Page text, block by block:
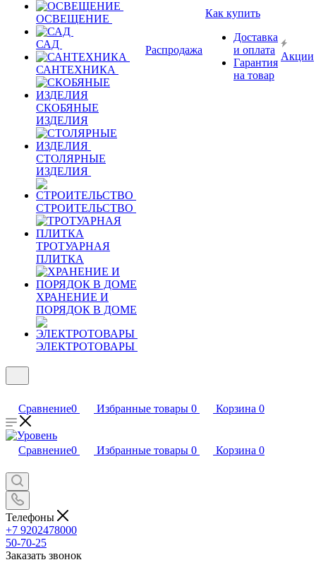
ОСВЕЩЕНИЕ
САД
САНТЕХНИКА
СКОБЯНЫЕ
ИЗДЕЛИЯ
СТОЛЯРНЫЕ
ИЗДЕЛИЯ
СТРОИТЕЛЬСТВО
ТРОТУАРНАЯ
ПЛИТКА
ХРАНЕНИЕ И
ПОРЯДОК В ДОМЕ
ЭЛЕКТРОТОВАРЫ
Распродажа
Как купить
Доставка
и оплата
Гарантия
на товар
Акции
Сравнение0 Избранные товары 0 Корзина 0
Сравнение0 Избранные товары 0 Корзина 0
Телефоны
+7 9202478000
50-70-25
Заказать звонок